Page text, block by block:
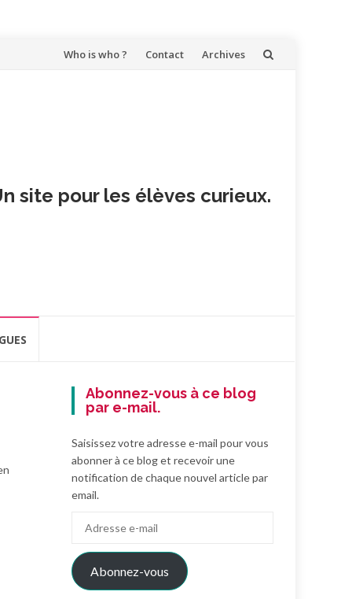
Aller
Who is who ? Contact Archives
site pour les élèves curieux.
Abonnez-vous à ce blog
par e-mail.
Saisissez votre adresse e-mail pour vous
abonner à ce blog et recevoir une
notification de chaque nouvel article par
email.
mail
Abonnez-vous